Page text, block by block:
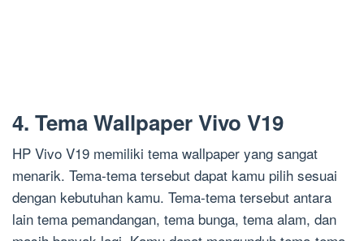
4. Tema Wallpaper Vivo V19
HP Vivo V19 memiliki tema wallpaper yang sangat
menarik. Tema-tema tersebut dapat kamu pilih sesuai
dengan kebutuhan kamu. Tema-tema tersebut antara
lain tema pemandangan, tema bunga, tema alam, dan